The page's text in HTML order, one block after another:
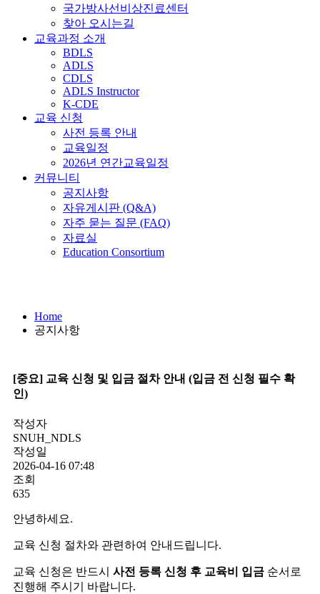
국가방사선비상진료센터
찾아 오시는길
교육과정 소개
BDLS
ADLS
CDLS
ADLS Instructor
K-CDE
교육 신청
사전 등록 안내
교육일정
2026년 연간교육일정
커뮤니티
공지사항
자유게시판 (Q&A)
자주 묻는 질문 (FAQ)
자료실
Education Consortium
Home
공지사항
[중요] 교육 신청 및 입금 절차 안내 (입금 전 신청 필수 확
인)
작성자
SNUH_NDLS
작성일
2026-04-16 07:48
조회
635
안녕하세요.
교육 신청 절차와 관련하여 안내드립니다.
교육 신청은 반드시 사전 등록 신청 후 교육비 입금 순서로
진행해 주시기 바랍니다.